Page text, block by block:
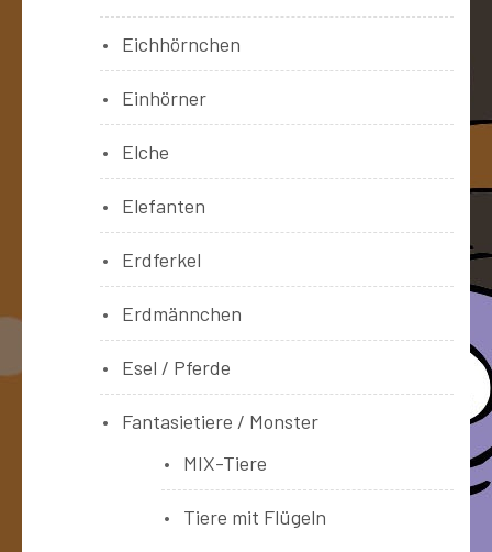
Eichhörnchen
Einhörner
Elche
Elefanten
Erdferkel
Erdmännchen
Esel / Pferde
Fantasietiere / Monster
MIX-Tiere
Tiere mit Flügeln